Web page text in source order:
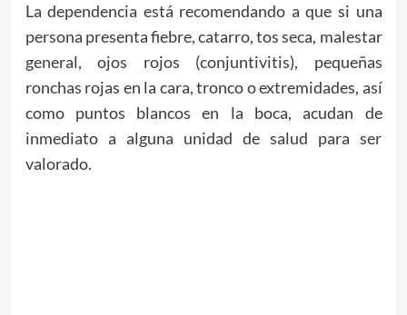
La dependencia está recomendando a que si una
persona presenta fiebre, catarro, tos seca, malestar
general, ojos rojos (conjuntivitis), pequeñas
ronchas rojas en la cara, tronco o extremidades, así
como puntos blancos en la boca, acudan de
inmediato a alguna unidad de salud para ser
valorado.